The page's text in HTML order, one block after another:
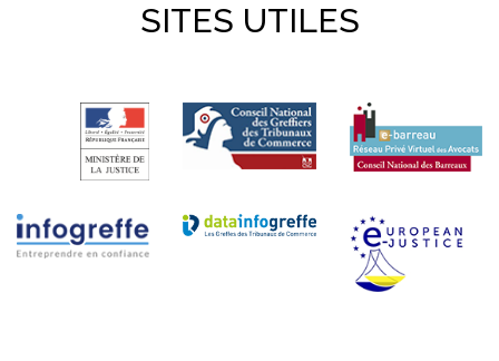
SITES UTILES